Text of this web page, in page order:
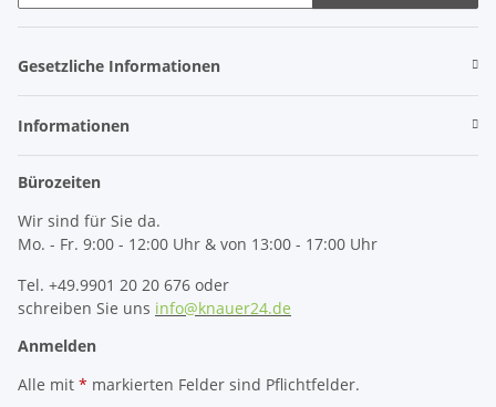
Gesetzliche Informationen
Informationen
Bürozeiten
Wir sind für Sie da.
Mo. - Fr. 9:00 - 12:00 Uhr & von 13:00 - 17:00 Uhr
Tel. +49.9901 20 20 676 oder
schreiben Sie uns info@knauer24.de
Anmelden
Alle mit * markierten Felder sind Pflichtfelder.